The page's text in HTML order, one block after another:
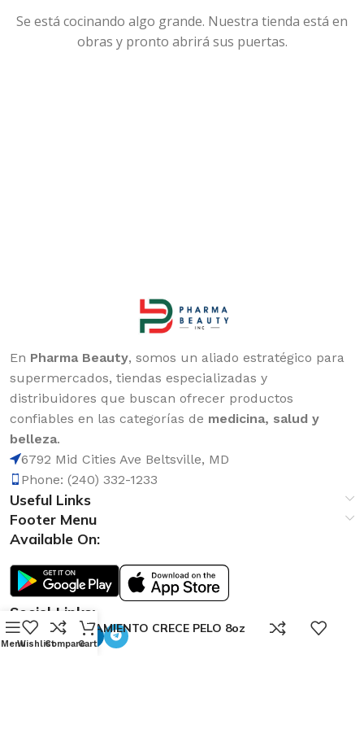
Se está cocinando algo grande. Nuestra tienda está en
obras y pronto abrirá sus puertas.
En Pharma Beauty, somos un aliado estratégico para
supermercados, tiendas especializadas y
distribuidores que buscan ofrecer productos
confiables en las categorías de medicina, salud y
belleza.
6792 Mid Cities Ave Beltsville, MD
Phone: (240) 332-1233
Useful Links
Footer Menu
Available On:
Social Links:
TRATAMIENTO CRECE PELO 8oz
MenuWishlistCompare
0
Cart